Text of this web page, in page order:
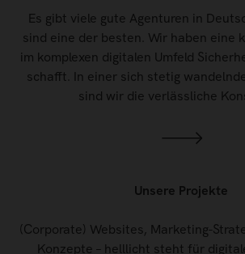
Es gibt viele gute Agenturen in
sind eine der besten. Wir haben eine
im komplexen digitalen Umfeld
schafft. In einer sich stetig
sind wir die verlässliche
Unsere Projekte
(Corporate) Websites, Marketing-
Konzepte – helllicht steht für